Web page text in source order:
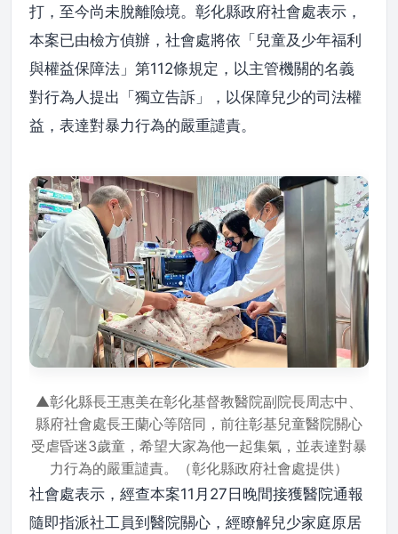
打，至今尚未脫離險境。彰化縣政府社會處表示，
本案已由檢方偵辦，社會處將依「兒童及少年福利
與權益保障法」第112條規定，以主管機關的名義
對行為人提出「獨立告訴」，以保障兒少的司法權
益，表達對暴力行為的嚴重譴責。
▲彰化縣長王惠美在彰化基督教醫院副院長周志中、
縣府社會處長王蘭心等陪同，前往彰基兒童醫院關心
受虐昏迷3歲童，希望大家為他一起集氣，並表達對暴
力行為的嚴重譴責。（彰化縣政府社會處提供）
社會處表示，經查本案11月27日晚間接獲醫院通報
隨即指派社工員到醫院關心，經瞭解兒少家庭原居